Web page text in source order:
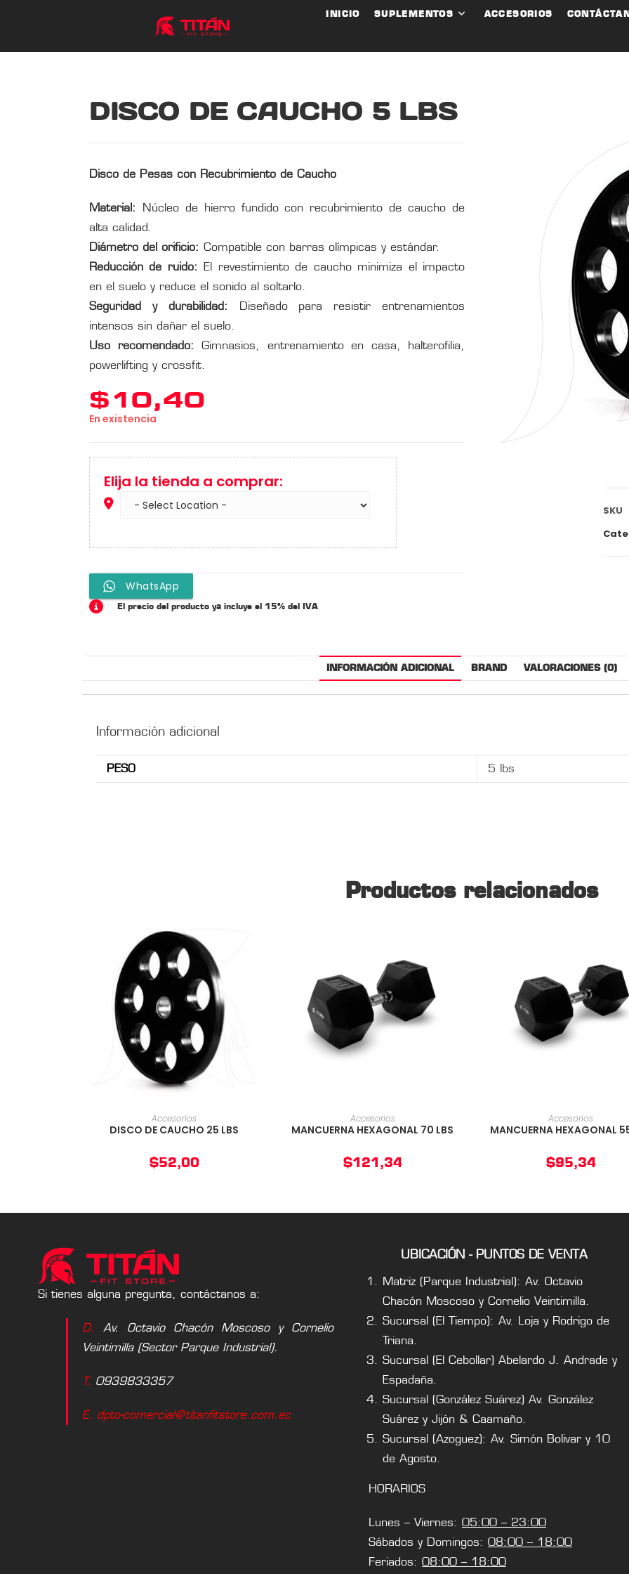
INICIO SUPLEMENTOS ACCESORIOS
DISCO DE CAUCHO 5 LBS
Disco de Pesas con Recubrimiento de Caucho
Material:
Núcleo de hierro fundido con recubrimiento de caucho de
alta calidad.
Diámetro del orificio: Compatible con barras olímpicas y estándar.
Reducción de ruido: El revestimiento de caucho minimiza el impacto
en el suelo y reduce el sonido al soltarlo.
Seguridad y durabilidad: Diseñado para resistir entrenamientos
intensos sin dañar el suelo.
Uso recomendado: Gimnasios, entrenamiento en casa, halterofilia,
powerlifting y crossfit.
$10,40
En existencia
Elija la tienda a comprar:
WhatsApp
El precio del producto ya incluye el 15% del IVA
SKU
INFORMACIÓN ADICIONAL BRAND VALORACIONES (0)
Información adicional
PESO 5 lbs
Productos relacionados
AÑADIR AL CARRITO
Accesorios
DISCO DE CAUCHO 25 LBS
$52,00
AÑADIR AL CARRITO
Accesorios
MANCUERNA HEXAGONAL 70 LBS
$121,34
AÑADIR AL CARRITO
Accesorios
MANCUERNA HEXAGONAL
$95,34
Si tienes alguna pregunta, contáctanos a:
D. Av. Octavio Chacón Moscoso y Cornelio
Veintimilla (Sector Parque Industrial).
T. 0939833357
E. dpto-comercial@titanfitstore.com.ec
UBICACIÓN - PUNTOS DE VENTA
Matriz (Parque Industrial): Av. Octavio
Chacón Moscoso y Cornelio Veintimilla.
Sucursal (El Tiempo): Av. Loja y Rodrigo de
Triana.
Sucursal (El Cebollar) Abelardo J. Andrade y
Espadaña.
Sucursal (González Suárez) Av. González
Suárez y Jijón & Caamaño.
Sucursal (Azoguez): Av. Simón Bolivar y 10
de Agosto.
HORARIOS
Lunes – Viernes: 05:00 – 23:00
Sábados y Domingos: 08:00 – 18:00
Feriados: 08:00 – 18:00